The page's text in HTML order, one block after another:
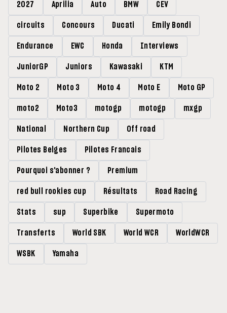
2027 Aprilia Auto BMW CEV
circuits Concours Ducati Emily Bondi
Endurance EWC Honda Interviews
JuniorGP Juniors Kawasaki KTM
Moto 2 Moto 3 Moto 4 Moto E Moto GP
moto2 Moto3 motogp motogp mxgp
National Northern Cup Off road
Pilotes Belges Pilotes Francais
Pourquoi s'abonner ? Premium
red bull rookies cup Résultats Road Racing
Stats sup Superbike Supermoto
Transferts World SBK World WCR WorldWCR
WSBK Yamaha